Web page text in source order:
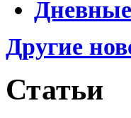
Другие
Статьи